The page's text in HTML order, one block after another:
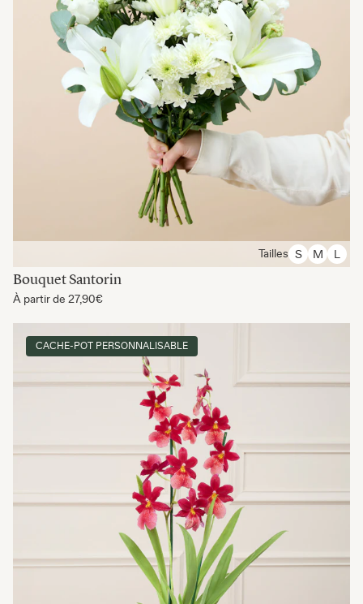
Tailles S M
Bouquet Santorin
À partir de 27,90€
CACHE-POT PERSONNALISABLE